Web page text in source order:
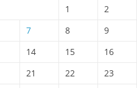
1
2
7 8
9
14 15
16
21 22
23